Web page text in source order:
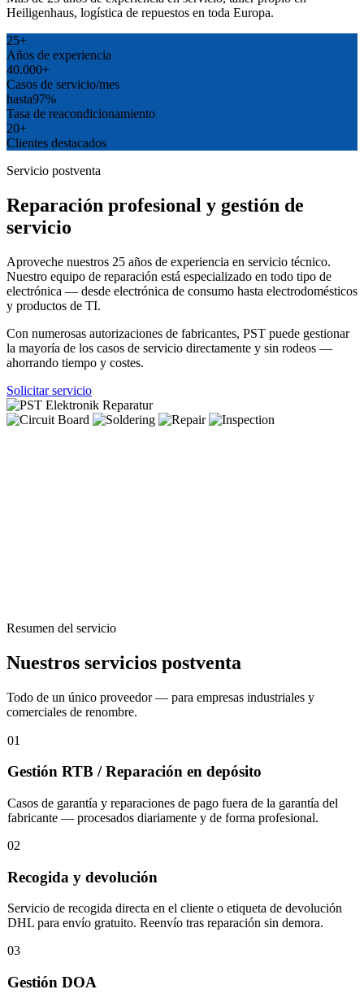
Heiligenhaus, logística de repuestos en toda Europa.
25+
Años de experiencia
40.000+
Casos de servicio/mes
hasta97%
Tasa de reacondicionamiento
20+
Clientes destacados
Servicio postventa
Reparación profesional y gestión de
servicio
Aproveche nuestros 25 años de experiencia en servicio técnico.
Nuestro equipo de reparación está especializado en todo tipo de
electrónica — desde electrónica de consumo hasta electrodomésticos
y productos de TI.
Con numerosas autorizaciones de fabricantes, PST puede gestionar
la mayoría de los casos de servicio directamente y sin rodeos —
ahorrando tiempo y costes.
Solicitar servicio
Resumen del servicio
Nuestros servicios postventa
Todo de un único proveedor — para empresas industriales y
comerciales de renombre.
01
Gestión RTB / Reparación en depósito
Casos de garantía y reparaciones de pago fuera de la garantía del
fabricante — procesados diariamente y de forma profesional.
02
Recogida y devolución
Servicio de recogida directa en el cliente o etiqueta de devolución
DHL para envío gratuito. Reenvío tras reparación sin demora.
03
Gestión DOA